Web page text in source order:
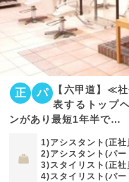
正 パ
【六甲道】≪
表するトップ
ンがあり最短1年半で…
1)アシスタント(正社
2)アシスタント(パ
3)スタイリスト(正社
4)スタイリスト(パ